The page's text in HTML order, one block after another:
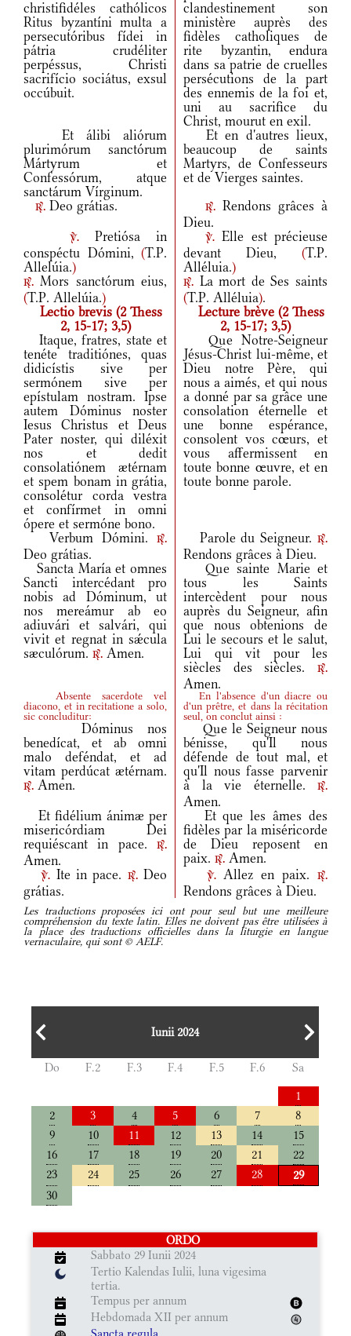
christifidéles cathólicos
Ritus byzantíni multa a
persecutóribus fídei in
pátria crudéliter
perpéssus, Christi
sacrifício sociátus, exsul
occúbuit.
clandestinement son
ministère auprès des
fidèles catholiques de
rite byzantin, endura
dans sa patrie de cruelles
persécutions de la part
des ennemis de la foi et,
uni au sacrifice du
Christ, mourut en exil.
Et álibi aliórum
plurimórum sanctórum
Mártyrum et
Confessórum, atque
sanctárum Vírginum.
Et en d'autres lieux,
beaucoup de saints
Martyrs, de Confesseurs
et de Vierges saintes.
r. Deo grátias. r.Rendons grâces à
Dieu.
v.
Pretiósa in
conspéctu Dómini, (T.P.
Allelúia.)
r. Mors sanctórum eius,
(T.P. Allelúia.)
v. Elle est précieuse
devant Dieu, (T.P.
Alléluia.)
r. La mort de Ses saints
(T.P. Alléluia).
Lectio brevis (2 Thess
2, 15-17; 3,5)
Lecture brève (2 Thess
2, 15-17; 3,5)
Itaque, fratres, state et
tenéte traditiónes, quas
didicístis sive per
sermónem sive per
epístulam nostram. Ipse
autem Dóminus noster
Iesus Christus et Deus
Pater noster, qui diléxit
nos et dedit
consolatiónem ætérnam
et spem bonam in grátia,
consolétur corda vestra
et confírmet in omni
ópere et sermóne bono.
Que Notre-Seigneur
Jésus-Christ lui-même, et
Dieu notre Père, qui
nous a aimés, et qui nous
a donné par sa grâce une
consolation éternelle et
une bonne espérance,
consolent vos cœurs, et
vous affermissent en
toute bonne œuvre, et en
toute bonne parole.
Verbum Dómini. r.
Deo grátias.
Parole du Seigneur. r.
Rendons grâces à Dieu.
Sancta María et omnes
Sancti intercédant pro
nobis ad Dóminum, ut
nos mereámur ab eo
adiuvári et salvári, qui
vivit et regnat in sǽcula
sæculórum. r. Amen.
Que sainte Marie et
tous les Saints
intercèdent pour nous
auprès du Seigneur, afin
que nous obtenions de
Lui le secours et le salut,
Lui qui vit pour les
siècles des siècles.
r.
Amen.
Absente sacerdote vel
diacono, et in recitatione a solo,
sic concluditur:
En l'absence d'un diacre ou
d'un prêtre, et dans la récitation
seul, on conclut ainsi :
Dóminus nos
benedícat, et ab omni
malo deféndat, et ad
vitam perdúcat ætérnam.
r. Amen.
Que le Seigneur nous
bénisse, qu'Il nous
défende de tout mal, et
qu'Il nous fasse parvenir
à la vie éternelle.
r.
Amen.
Et fidélium ánimæ per
misericórdiam Dei
requiéscant in pace.
r.
Amen.
Et que les âmes des
fidèles par la miséricorde
de Dieu reposent en
paix. r. Amen.
v. Ite in pace. r.Deo
grátias.
v.Allez en paix.r.
Rendons grâces à Dieu.
Les traductions proposées ici ont pour seul but une meilleure
compréhension du texte latin. Elles ne doivent pas être utilisées à
la place des traductions officielles dans la liturgie en langue
vernaculaire, qui sont © AELF.
Iunii 2024
Do F.2 F.3 F.4 F.5 F.6
Sa
1
2
3 4 5 6 7
8
9
10 11 12 13 14
15
16
17 18 19 20 21
22
23
24 25 26 27 28
29
30
ORDO
Sabbato 29 Iunii 2024
Tertio Kalendas Iulii, luna vigesima
tertia.
Tempus per annum
Hebdomada XII per annum